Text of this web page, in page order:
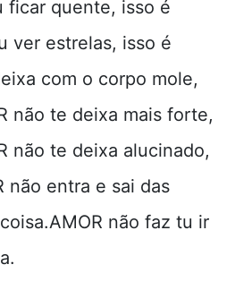
ficar quente, isso é
ver estrelas, isso é
com o corpo mole,
não te deixa mais forte,
não te deixa alucinado,
não entra e sai das
não faz tu ir